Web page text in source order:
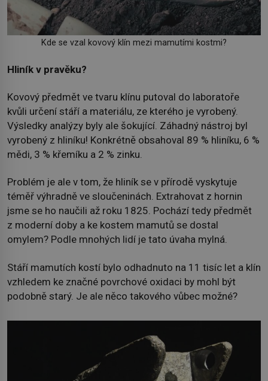
Kde se vzal kovový klín mezi mamutími kostmi?
Hliník v pravěku?
Kovový předmět ve tvaru klínu putoval do laboratoře
kvůli určení stáří a materiálu, ze kterého je vyrobený.
Výsledky analýzy byly ale šokující. Záhadný nástroj byl
vyrobený z hliníku! Konkrétně obsahoval 89 % hliníku, 6 %
mědi, 3 % křemíku a 2 % zinku.
Problém je ale v tom, že hliník se v přírodě vyskytuje
téměř výhradně ve sloučeninách. Extrahovat z hornin
jsme se ho naučili až roku 1825. Pochází tedy předmět
z moderní doby a ke kostem mamutů se dostal
omylem? Podle mnohých lidí je tato úvaha mylná.
Stáří mamutích kostí bylo odhadnuto na 11 tisíc let a klín
vzhledem ke značné povrchové oxidaci by mohl být
podobně starý. Je ale něco takového vůbec možné?